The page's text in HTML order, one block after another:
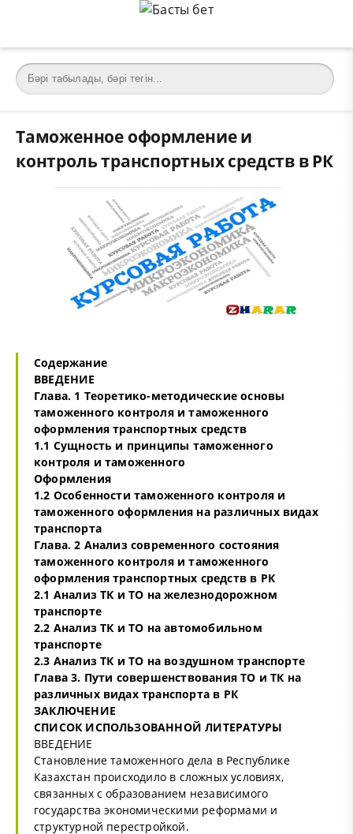
Таможенное оформление и
контроль транспортных средств в РК
Содержание
ВВЕДЕНИЕ
Глава. 1 Теоретико-методические основы
таможенного контроля и таможенного
оформления транспортных средств
1.1 Сущность и принципы таможенного
контроля и таможенного
Оформления
1.2 Особенности таможенного контроля и
таможенного оформления на различных видах
транспорта
Глава. 2 Анализ современного состояния
таможенного контроля и таможенного
оформления транспортных средств в РК
2.1 Анализ ТК и ТО на железнодорожном
транспорте
2.2 Анализ ТК и ТО на автомобильном
транспорте
2.3 Анализ ТК и ТО на воздушном транспорте
Глава 3. Пути совершенствования ТО и ТК на
различных видах транспорта в РК
ЗАКЛЮЧЕНИЕ
СПИСОК ИСПОЛЬЗОВАННОЙ ЛИТЕРАТУРЫ
ВВЕДЕНИЕ
Становление таможенного дела в Республике
Казахстан происходило в сложных условиях,
связанных с образованием независимого
государства экономическими реформами и
структурной перестройкой.